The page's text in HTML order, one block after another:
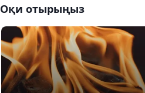
Оқи отырыңыз